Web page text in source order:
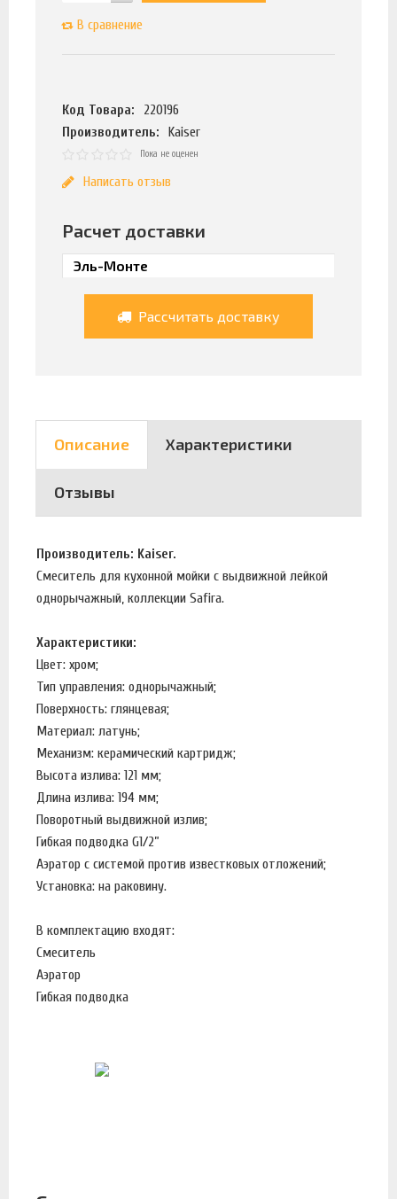
В сравнение
Код Товара:
220196
Производитель:
Kaiser
Пока не оценен
Написать отзыв
Расчет доставки
Рассчитать доставку
Описание Характеристики
Отзывы
Производитель: Kaiser.
Смеситель для кухонной мойки с выдвижной лейкой
однорычажный, коллекции Safira.
Характеристики:
Цвет: хром;
Тип управления: однорычажный;
Поверхность: глянцевая;
Материал: латунь;
Механизм: керамический картридж;
Высота излива: 121 мм;
Длина излива: 194 мм;
Поворотный выдвижной излив;
Гибкая подводка G1/2”
Аэратор с системой против известковых отложений;
Установка: на раковину.
В комплектацию входят:
Смеситель
Аэратор
Гибкая подводка